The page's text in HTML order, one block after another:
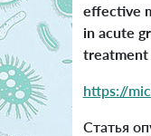
effective
in acute
treatment
https://
Статья